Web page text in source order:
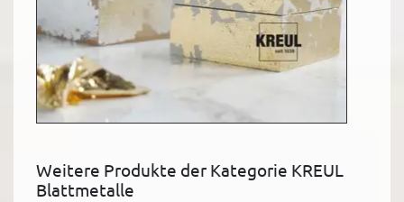
Weitere Produkte der Kategorie KREUL
Blattmetalle